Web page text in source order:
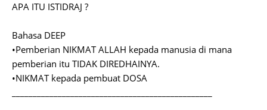
APA ITU ISTIDRAJ ?
Bahasa DEEP
•Pemberian NIKMAT ALLAH kepada manusia di mana
pemberian itu TIDAK DIREDHAINYA.
•NIKMAT kepada pembuat DOSA